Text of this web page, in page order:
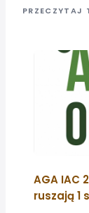
PRZECZYTAJ
AGA IAC
ruszają 1